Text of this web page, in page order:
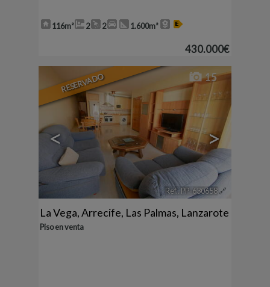
116m² 2 2 1.600m²
430.000€
RESERVADO
< >
15
Ref.. PP-630658🔗
La Vega,Arrecife, Las Palmas, Lanzarote
Piso en venta